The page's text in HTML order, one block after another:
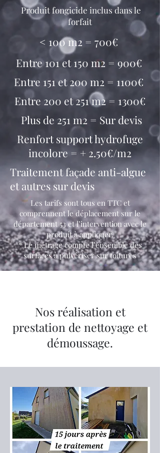
Produit fongicide inclus dans le
forfait
< 100 m2 = 700€
Entre 101 et 150 m2 = 900€
Entre 151 et 200 m2 = 1100€
Entre 200 et 251 m2 = 1300€
Plus de 251 m2 = Sur devis
Renfort support hydrofuge
incolore = + 2.50€/m2
Traitement façade anti-algue
et autres sur devis
Les tarifs sont tous en TTC et
comprennent le déplacement sur le
département 53 et l’intervention avec le
produit à appliquer.
* Le métrage compte l’ensemble des
surfaces à pulvériser sur toitures
Nos réalisation et
prestation de nettoyage et
démoussage.